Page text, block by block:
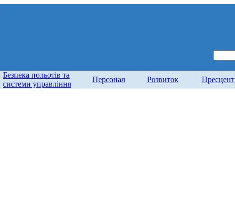
Безпека польотів та
системи управління
Персонал Розвиток